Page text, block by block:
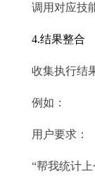
调用对应技
4.结果整合
收集执行结
例如：
用户要求：
“帮我统计